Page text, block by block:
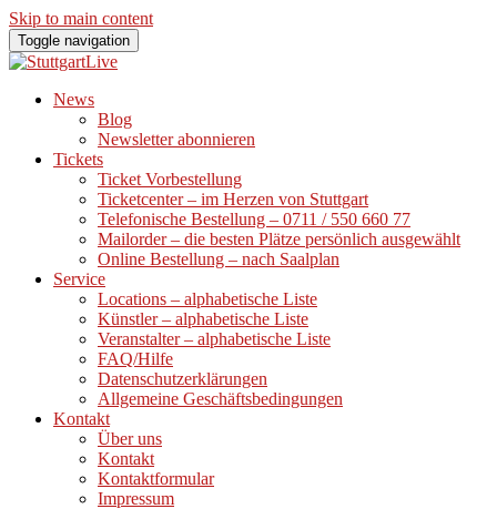
Skip to main content
Toggle navigation
News
Blog
Newsletter abonnieren
Tickets
Ticket Vorbestellung
Ticketcenter – im Herzen von Stuttgart
Telefonische Bestellung – 0711 / 550 660 77
Mailorder – die besten Plätze persönlich ausgewählt
Online Bestellung – nach Saalplan
Service
Locations – alphabetische Liste
Künstler – alphabetische Liste
Veranstalter – alphabetische Liste
FAQ/Hilfe
Datenschutzerklärungen
Allgemeine Geschäftsbedingungen
Kontakt
Über uns
Kontakt
Kontaktformular
Impressum